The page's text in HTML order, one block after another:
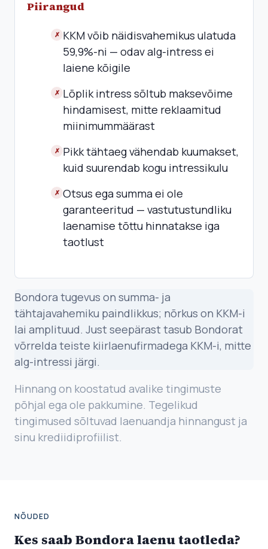
Piirangud
✗ KKM võib näidisvahemikus ulatuda
59,9%-ni — odav alg-intress ei
laiene kõigile
✗ Lõplik intress sõltub maksevõime
hindamisest, mitte reklaamitud
miinimummäärast
✗ Pikk tähtaeg vähendab kuumakset,
kuid suurendab kogu intressikulu
✗ Otsus ega summa ei ole
garanteeritud — vastutustundliku
laenamise tõttu hinnatakse iga
taotlust
Bondora tugevus on summa- ja
tähtajavahemiku paindlikkus; nõrkus on KKM-i
lai amplituud. Just seepärast tasub Bondorat
võrrelda teiste kiirlaenufirmadega KKM-i, mitte
alg-intressi järgi.
Hinnang on koostatud avalike tingimuste
põhjal ega ole pakkumine. Tegelikud
tingimused sõltuvad laenuandja hinnangust ja
sinu krediidiprofiilist.
NÕUDED
Kes saab Bondora laenu taotleda?